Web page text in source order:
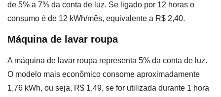
de 5% a 7% da conta de luz. Se ligado por 12 horas o
consumo é de 12 kWh/mês, equivalente a R$ 2,40.
Máquina de lavar roupa
A máquina de lavar roupa representa 5% da conta de luz.
O modelo mais econômico consome aproximadamente
1,76 kWh, ou seja, R$ 1,49, se for utilizada durante 1 hora